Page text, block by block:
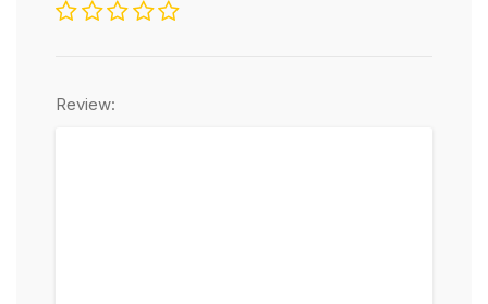
Review: